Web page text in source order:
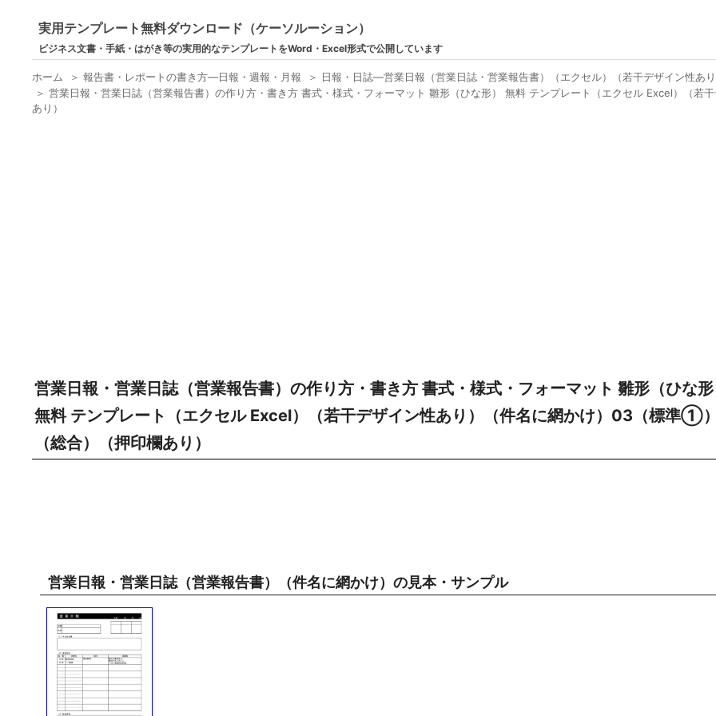
実用テンプレート無料ダウンロード（ケーソルーション）
ビジネス文書・手紙・はがき等の実用的なテンプレートをWord・Excel形式で公開しています
ホーム ＞報告書・レポートの書き方―日報・週報・月報 ＞ 日報・日誌―営業日報（営業日誌・営業報告書）（エクセル）（若干デザイン性あ
＞営業日報・営業日誌（営業報告書）の作り方・書き方 書式・様式・フォーマット 雛形（ひな形） 無料 テンプレート（エクセル Excel）（
あり）
営業日報・営業日誌（営業報告書）の作り方・書き方 書式・様式・フォーマット 雛形（ひな
無料 テンプレート（エクセル Excel）（若干デザイン性あり）（件名に網かけ）03（標準①
（総合）（押印欄あり）
営業日報・営業日誌（営業報告書）（件名に網かけ）の見本・サンプル